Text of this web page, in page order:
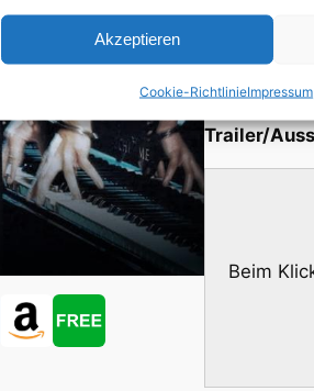
Akzeptieren
Cookie-Richtlinie
tiefen,
Minuten,
Trailer/
Beim